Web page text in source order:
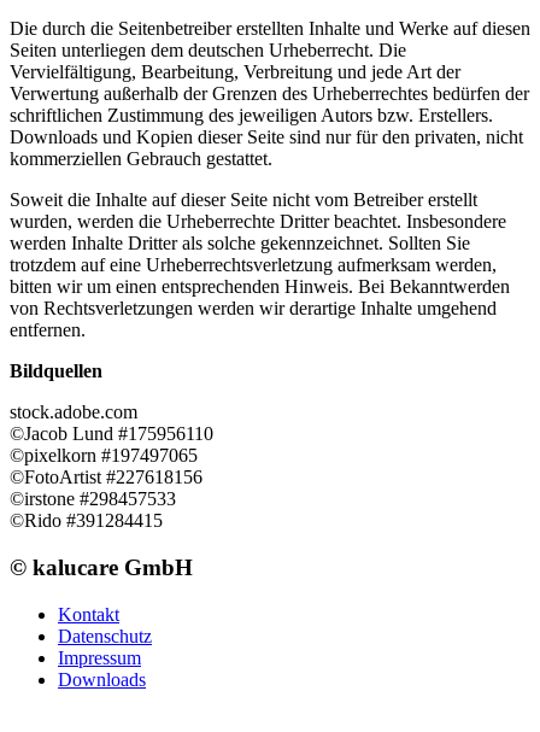
Die durch die Seitenbetreiber erstellten Inhalte und Werke auf diesen
Seiten unterliegen dem deutschen Urheberrecht. Die
Vervielfältigung, Bearbeitung, Verbreitung und jede Art der
Verwertung außerhalb der Grenzen des Urheberrechtes bedürfen der
schriftlichen Zustimmung des jeweiligen Autors bzw. Erstellers.
Downloads und Kopien dieser Seite sind nur für den privaten, nicht
kommerziellen Gebrauch gestattet.
Soweit die Inhalte auf dieser Seite nicht vom Betreiber erstellt
wurden, werden die Urheberrechte Dritter beachtet. Insbesondere
werden Inhalte Dritter als solche gekennzeichnet. Sollten Sie
trotzdem auf eine Urheberrechtsverletzung aufmerksam werden,
bitten wir um einen entsprechenden Hinweis. Bei Bekanntwerden
von Rechtsverletzungen werden wir derartige Inhalte umgehend
entfernen.
Bildquellen
stock.adobe.com
©Jacob Lund #175956110
©pixelkorn #197497065
©FotoArtist #227618156
©irstone #298457533
©Rido #391284415
© kalucare GmbH
Kontakt
Datenschutz
Impressum
Downloads